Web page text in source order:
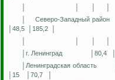
Северо-Западный район
│48,5
│185,2
│г. Ленинград
│80,4
│Ленинградская область
│15
│70,7